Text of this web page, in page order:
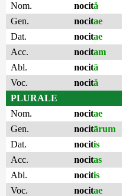
Nom.
nocită
Gen.
nocitae
Dat.
nocitae
Acc.
nocitam
Abl.
nocitā
Voc.
nocită
PLURALE
Nom.
nocitae
Gen.
nocitārum
Dat.
nocitis
Acc.
nocitas
Abl.
nocitis
Voc.
nocitae